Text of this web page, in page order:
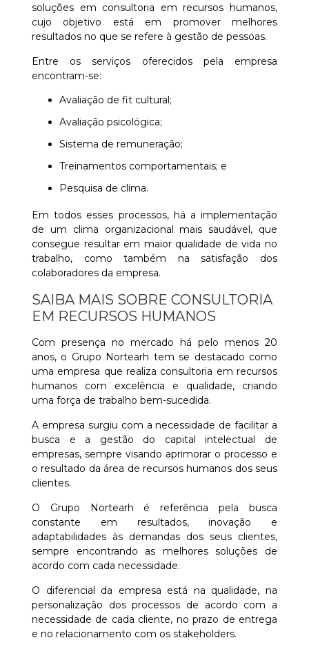
soluções em consultoria em recursos humanos,
cujo objetivo está em promover melhores
resultados no que se refere à gestão de pessoas.
Entre os serviços oferecidos pela empresa
encontram-se:
avaliação de fit cultural;
avaliação psicológica;
sistema de remuneração;
treinamentos comportamentais; e
pesquisa de clima.
Em todos esses processos, há a implementação
de um clima organizacional mais saudável, que
consegue resultar em maior qualidade de vida no
trabalho, como também na satisfação dos
colaboradores da empresa.
SAIBA MAIS SOBRE CONSULTORIA
EM RECURSOS HUMANOS
Com presença no mercado há pelo menos 20
anos, o Grupo Nortearh tem se destacado como
uma empresa que realiza consultoria em recursos
humanos com excelência e qualidade, criando
uma força de trabalho bem-sucedida.
A empresa surgiu com a necessidade de facilitar a
busca e a gestão do capital intelectual de
empresas, sempre visando aprimorar o processo e
o resultado da área de recursos humanos dos seus
clientes.
O Grupo Nortearh é referência pela busca
constante em resultados, inovação e
adaptabilidades às demandas dos seus clientes,
sempre encontrando as melhores soluções de
acordo com cada necessidade.
O diferencial da empresa está na qualidade, na
personalização dos processos de acordo com a
necessidade de cada cliente, no prazo de entrega
e no relacionamento com os stakeholders.